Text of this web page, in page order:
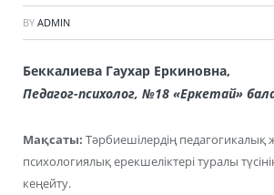
BY ADMIN
Беккалиева Гаухар Еркиновна,
Педагог-психолог, №18 «Еркетай»
Мақсаты: Тәрбиешілердің
психологиялық ерекшеліктері туралы
кеңейту.